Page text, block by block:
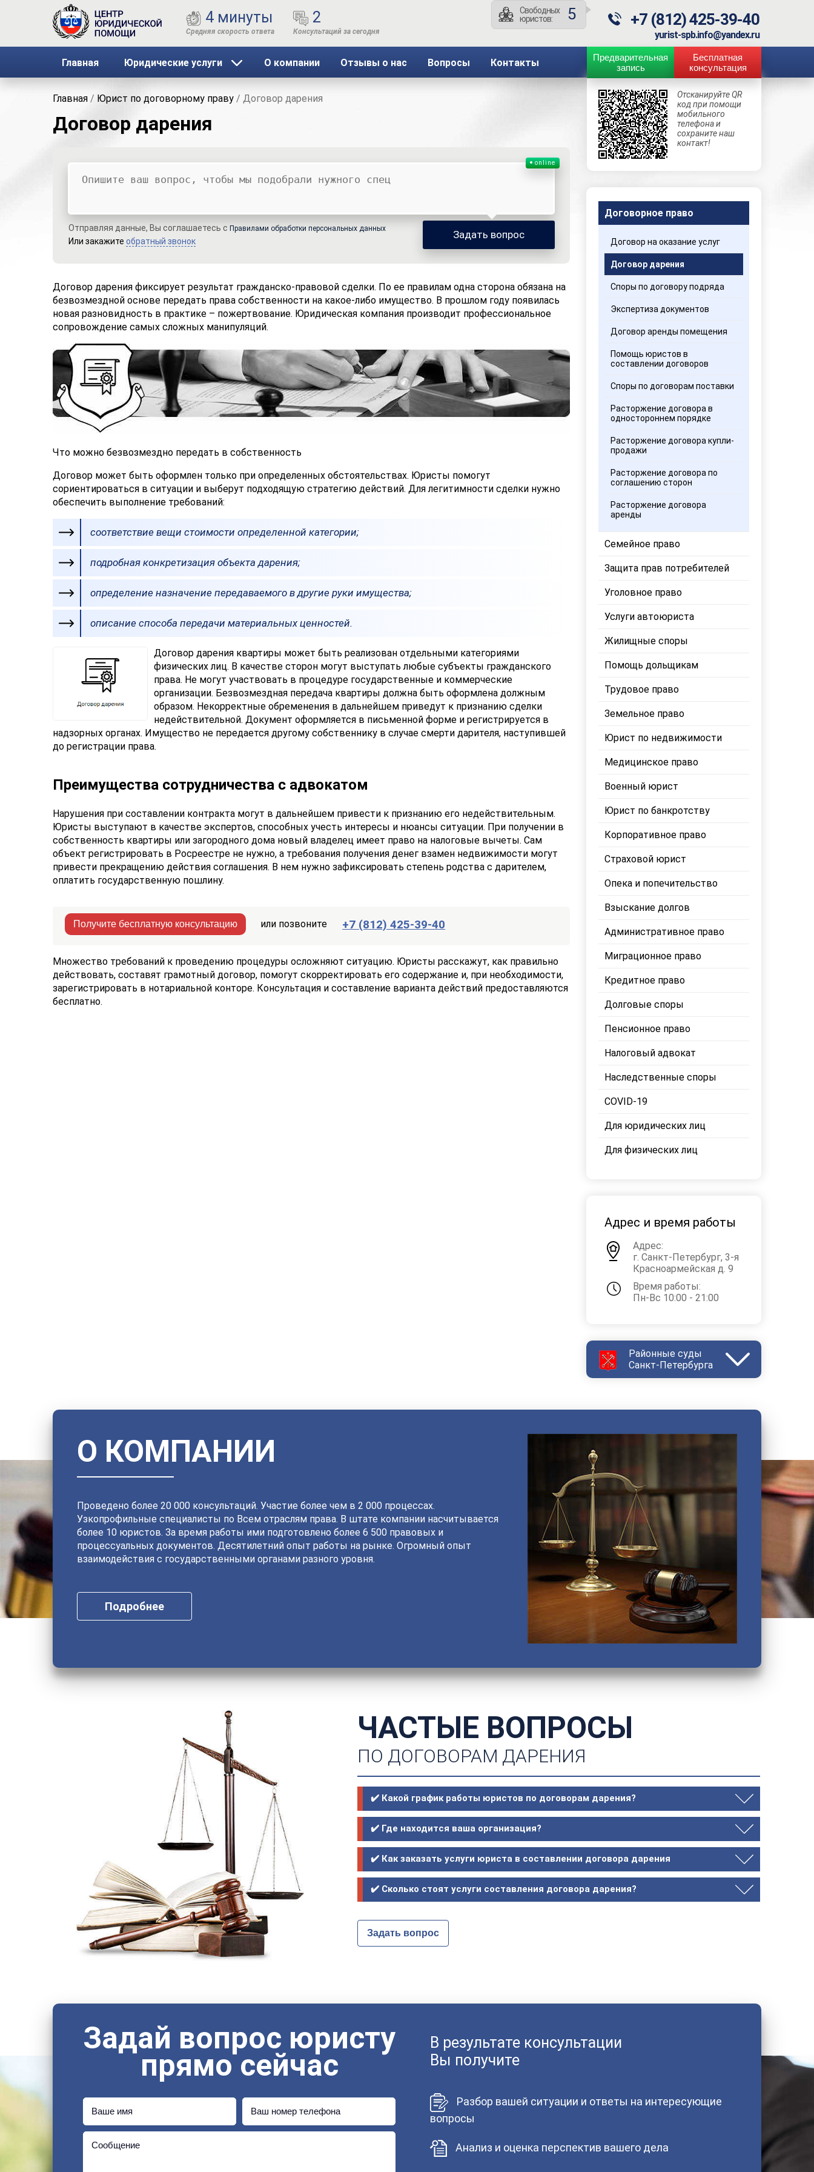
4 минуты 2
Свободных
юристов:
5 +7 (812) 425-39-40
yurist-spb.info@yandex.ru
Главная Юридические услуги О компании Отзывы о нас Вопросы Контакты
Предварительная
запись
Бесплатная
консультация
Главная / Юрист по договорному праву / Договор дарения
Договор дарения
online
Отправляя данные, Вы соглашаетесь с Правилами обработки персональных данных
Или закажите обратный звонок
Задать вопрос
Договор дарения фиксирует результат гражданско-правовой сделки. По ее правилам одна сторона обязана на
безвозмездной основе передать права собственности на какое-либо имущество. В прошлом году появилась
новая разновидность в практике – пожертвование. Юридическая компания производит профессиональное
сопровождение самых сложных манипуляций.
Что можно безвозмездно передать в собственность
Договор может быть оформлен только при определенных обстоятельствах. Юристы помогут
сориентироваться в ситуации и выберут подходящую стратегию действий. Для легитимности сделки нужно
обеспечить выполнение требований:
соответствие вещи стоимости определенной категории;
подробная конкретизация объекта дарения;
определение назначение передаваемого в другие руки имущества;
описание способа передачи материальных ценностей.
Договор дарения квартиры может быть реализован отдельными категориями
физических лиц. В качестве сторон могут выступать любые субъекты гражданского
права. Не могут участвовать в процедуре государственные и коммерческие
организации. Безвозмездная передача квартиры должна быть оформлена должным
образом. Некорректные обременения в дальнейшем приведут к признанию сделки
недействительной. Документ оформляется в письменной форме и регистрируется в
надзорных органах. Имущество не передается другому собственнику в случае смерти дарителя, наступившей
до регистрации права.
Преимущества сотрудничества с адвокатом
Нарушения при составлении контракта могут в дальнейшем привести к признанию его недействительным.
Юристы выступают в качестве экспертов, способных учесть интересы и нюансы ситуации. При получении в
собственность квартиры или загородного дома новый владелец имеет право на налоговые вычеты. Сам
объект регистрировать в Росреестре не нужно, а требования получения денег взамен недвижимости могут
привести прекращению действия соглашения. В нем нужно зафиксировать степень родства с дарителем,
оплатить государственную пошлину.
Получите бесплатную консультацию или позвоните +7 (812) 425-39-40
Множество требований к проведению процедуры осложняют ситуацию. Юристы расскажут, как правильно
действовать, составят грамотный договор, помогут скорректировать его содержание и, при необходимости,
зарегистрировать в нотариальной конторе. Консультация и составление варианта действий предоставляются
бесплатно.
Отсканируйте QR
код при помощи
мобильного
телефона и
сохраните наш
контакт!
Договорное право
Договор на оказание услуг
Договор дарения
Споры по договору подряда
Экспертиза документов
Договор аренды помещения
Помощь юристов в
составлении договоров
Споры по договорам поставки
Расторжение договора в
одностороннем порядке
Расторжение договора купли-
продажи
Расторжение договора по
соглашению сторон
Расторжение договора
аренды
Семейное право
Защита прав потребителей
Уголовное право
Услуги автоюриста
Жилищные споры
Помощь дольщикам
Трудовое право
Земельное право
Юрист по недвижимости
Медицинское право
Военный юрист
Юрист по банкротству
Корпоративное право
Страховой юрист
Опека и попечительство
Взыскание долгов
Административное право
Миграционное право
Кредитное право
Долговые споры
Пенсионное право
Налоговый адвокат
Наследственные споры
COVID-19
Для юридических лиц
Для физических лиц
Адрес и время работы
Адрес:
г. Санкт-Петербург, 3-я
Красноармейская д. 9
Время работы:
Пн-Вс 10:00 - 21:00
Районные суды
Санкт-Петербурга
Калининский
Кировский
Колпинский
Красногвардейский
Ленинский
Октябрьский
Петроградский
Петродворцовый
Приморский
Пушкинский
Смольнинский
Фрунзенский
О КОМПАНИИ
Проведено более 20 000 консультаций. Участие более чем в 2 000 процессах.
Узкопрофильные специалисты по Всем отраслям права. В штате компании насчитывается
более 10 юристов. За время работы ими подготовлено более 6 500 правовых и
процессуальных документов. Десятилетний опыт работы на рынке. Огромный опыт
взаимодействия с государственными органами разного уровня.
Подробнее
ЧАСТЫЕ ВОПРОСЫ
ПО ДОГОВОРАМ ДАРЕНИЯ
✔️ Какой график работы юристов по договорам дарения?
✔️ Где находится ваша организация?
✔️ Как заказать услуги юриста в составлении договора дарения
✔️ Сколько стоят услуги составления договора дарения?
Задать вопрос
Задай вопрос юристу
прямо сейчас
Ваше имя Ваш номер телефона
Сообщение
В результате консультации
Вы получите
Разбор вашей ситуации и ответы на интересующие
вопросы
Анализ и оценка перспектив вашего дела